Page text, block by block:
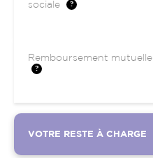
sociale
Remboursement mutuelle
VOTRE RESTE À CHARGE